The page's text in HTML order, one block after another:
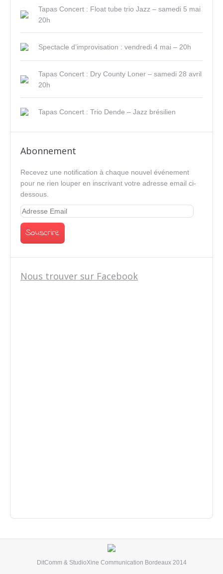
Tapas Concert : Float tube trio Jazz – samedi 5 mai
20h
Spectacle d’improvisation : vendredi 4 mai – 20h
Tapas Concert : Dry County Loner – samedi 28 avril
20h
Tapas Concert : Trio Dende – Jazz brésilien
Abonnement
Recevez une notification à chaque nouvel événement
pour ne rien louper en inscrivant votre adresse email ci-
dessous.
Nous trouver sur Facebook
DitComm & StudioXine Communication Bordeaux 2014